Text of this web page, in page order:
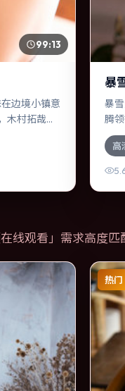
99:13
边境小镇意
木村拓哉、
头中积蓄
。
暴
暴
腾
型
被
晰
高
线观看 」需求高度匹
热门